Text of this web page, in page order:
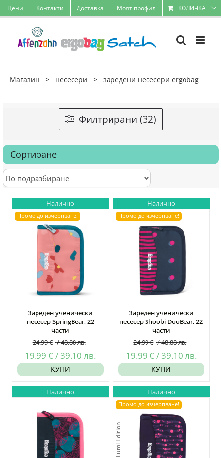
Skip
to
Цени Контакти Доставка Моят профил КОЛИЧКА
Магазин > несесери > заредени несесери ergobag
Налично
Промо до изчерпване!
Зареден ученически
несесер SpringBear, 22
части
24.99€ /48.88лв.
Original
24.99 €
48.88
лв..
19.99€ /39.10лв. Текущата
цена
19.99 €
КУПИ
Налично
Промо до изчерпване!
Зареден ученически
несесер Shoobi DooBear, 22
части
24.99€ /48.88лв.
Original
24.99 €
/
48.88
19.99 € /39.10 лв.
цена
19.99
КУПИ
Налично Налично
Промо до изчерпване!
Lumi Edition
Филтрирани (32)
Сортиране